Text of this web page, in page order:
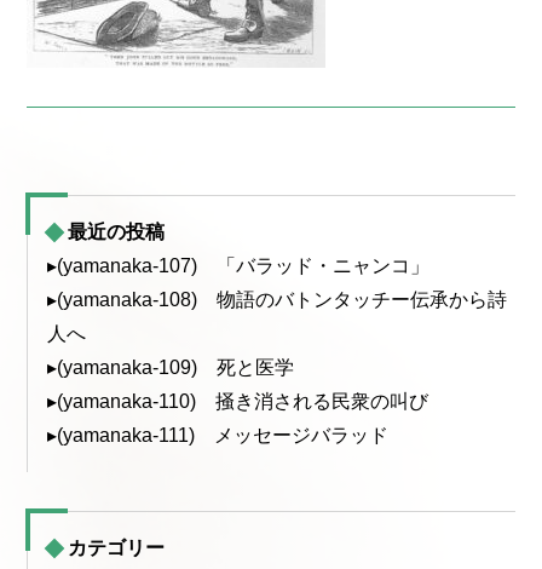
最近の投稿
▸(yamanaka-107) 「バラッド・ニャンコ」
▸(yamanaka-108) 物語のバトンタッチー伝承から詩
人へ
▸(yamanaka-109) 死と医学
▸(yamanaka-110) 掻き消される民衆の叫び
▸(yamanaka-111) メッセージバラッド
カテゴリー